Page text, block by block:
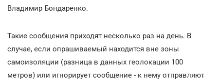
Владимир Бондаренко.
Такие сообщения приходят несколько раз на день. В
случае, если опрашиваемый находится вне зоны
самоизоляции (разница в данных геолокации 100
метров) или игнорирует сообщение - к нему отправляют